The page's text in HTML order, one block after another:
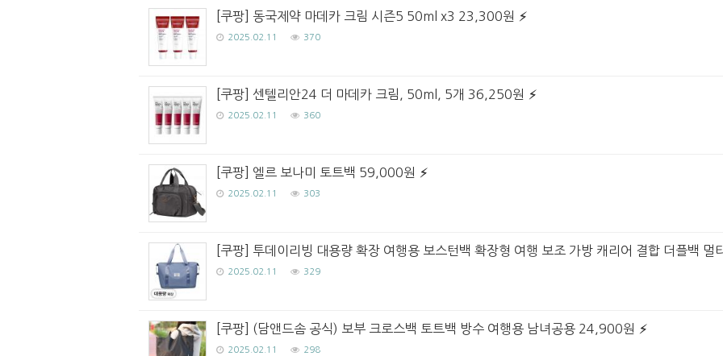
[쿠팡] 동국제약 마데카 크림 시즌5 50ml x3 23,300원
2025.02.11 370
[쿠팡] 센텔리안24 더 마데카 크림, 50ml, 5개 36,250원
2025.02.11 360
[쿠팡] 엘르 보나미 토트백 59,000원
2025.02.11 303
[쿠팡] 투데이리빙 대용량 확장 여행용 보스턴백 확장형 여행 보조 가방 캐리어 결합 더플백
2025.02.11 329
[쿠팡] (담앤드솜 공식) 보부 크로스백 토트백 방수 여행용 남녀공용 24,900원
2025.02.11 298